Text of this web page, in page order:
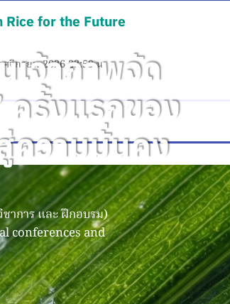
เจ้าภาพจัด
ครั้งแรกของ
ความมั่นคง
for the Future
จิกายน 2026 23:59 น.
าการ และ ฝึกอบรม)
conferences and